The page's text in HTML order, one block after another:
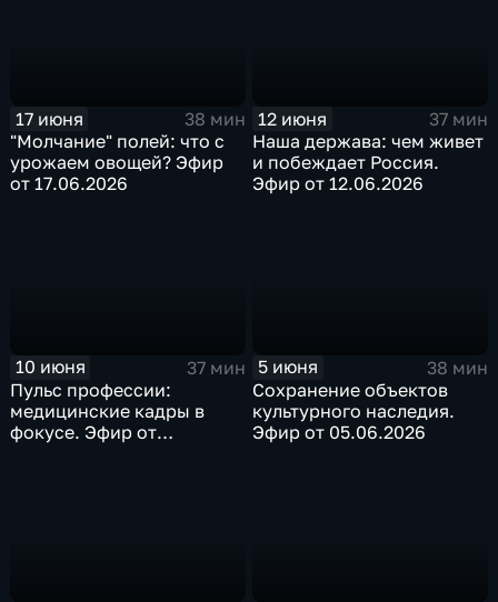
17 июня
38 мин
"Молчание" полей: что с
урожаем овощей? Эфир
от 17.06.2026
12 июня
37 мин
Наша держава: чем живет
и побеждает Россия.
Эфир от 12.06.2026
10 июня
37 мин
Пульс профессии:
медицинские кадры в
фокусе. Эфир от
5 июня
38 мин
Сохранение объектов
культурного наследия.
Эфир от 05.06.2026